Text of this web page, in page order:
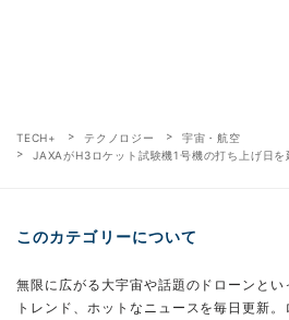
TECH+ テクノロジー
宇宙・航空
JAXAがH3ロケット試験機1号機の打ち上げ日
このカテゴリーについて
無限に広がる大宇宙や話題のドローンと
トレンド、ホットなニュースを毎日更新